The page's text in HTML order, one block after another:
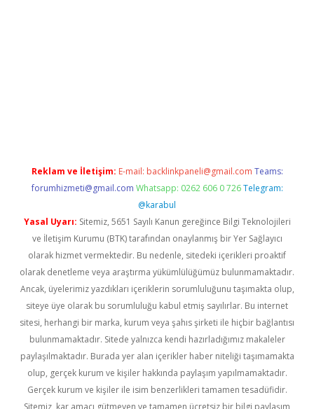
Reklam ve İletişim: E-mail: backlinkpaneli@gmail.com Teams:
forumhizmeti@gmail.com Whatsapp: 0262 606 0 726 Telegram:
@karabul
Yasal Uyarı: Sitemiz, 5651 Sayılı Kanun gereğince Bilgi Teknolojileri
ve İletişim Kurumu (BTK) tarafından onaylanmış bir Yer Sağlayıcı
olarak hizmet vermektedir. Bu nedenle, sitedeki içerikleri proaktif
olarak denetleme veya araştırma yükümlülüğümüz bulunmamaktadır.
Ancak, üyelerimiz yazdıkları içeriklerin sorumluluğunu taşımakta olup,
siteye üye olarak bu sorumluluğu kabul etmiş sayılırlar. Bu internet
sitesi, herhangi bir marka, kurum veya şahıs şirketi ile hiçbir bağlantısı
bulunmamaktadır. Sitede yalnızca kendi hazırladığımız makaleler
paylaşılmaktadır. Burada yer alan içerikler haber niteliği taşımamakta
olup, gerçek kurum ve kişiler hakkında paylaşım yapılmamaktadır.
Gerçek kurum ve kişiler ile isim benzerlikleri tamamen tesadüfidir.
Sitemiz, kar amacı gütmeyen ve tamamen ücretsiz bir bilgi paylaşım